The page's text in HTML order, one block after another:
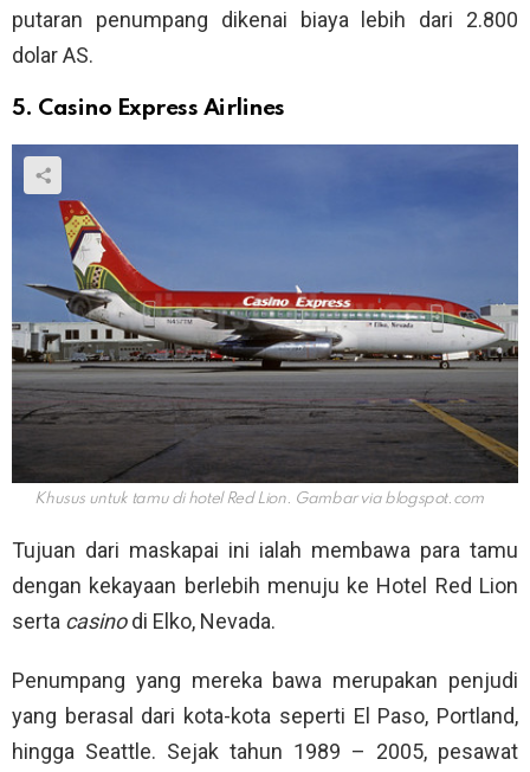
putaran penumpang dikenai biaya lebih dari 2.800
dolar AS.
5. Casino Express Airlines
Khusus untuk tamu di hotel Red Lion. Gambar via blogspot.com
Tujuan dari maskapai ini ialah membawa para tamu
dengan kekayaan berlebih menuju ke Hotel Red Lion
serta casinodi Elko, Nevada.
Penumpang yang mereka bawa merupakan penjudi
yang berasal dari kota-kota seperti El Paso, Portland,
hingga Seattle. Sejak tahun 1989 – 2005, pesawat